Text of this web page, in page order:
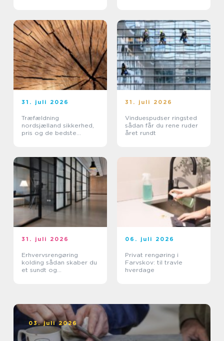
31. juli 2026
Træfældning
nordsjælland sikkerhed,
pris og de bedste
31. juli 2026
Vinduespudser ringsted
sådan får du rene ruder
året rundt
31. juli 2026
Erhvervsrengøring
kolding sådan skaber du
et sundt og
06. juli 2026
Privat rengøring i
Farvskov: til travle
hverdage
03. juli 2026